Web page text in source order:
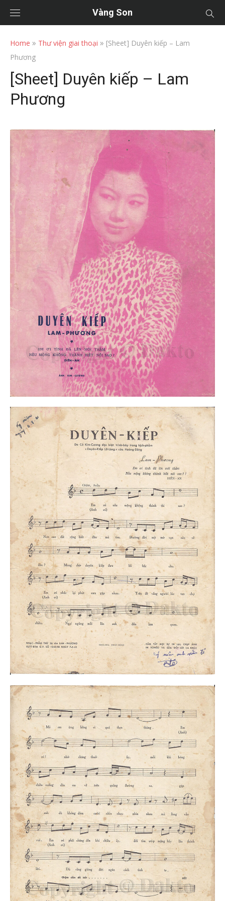
Vàng Son
Home » Thư viện giai thoại » [Sheet] Duyên kiếp – Lam
Phương
[Sheet] Duyên kiếp – Lam
Phương